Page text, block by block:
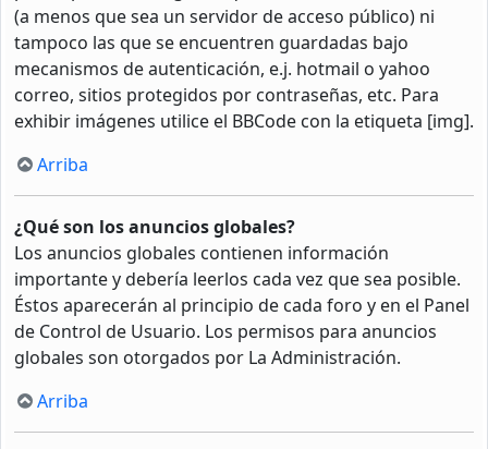
(a menos que sea un servidor de acceso público) ni
tampoco las que se encuentren guardadas bajo
mecanismos de autenticación, e.j. hotmail o yahoo
correo, sitios protegidos por contraseñas, etc. Para
exhibir imágenes utilice el BBCode con la etiqueta [img].
Arriba
¿Qué son los anuncios globales?
Los anuncios globales contienen información
importante y debería leerlos cada vez que sea posible.
Éstos aparecerán al principio de cada foro y en el Panel
de Control de Usuario. Los permisos para anuncios
globales son otorgados por La Administración.
Arriba